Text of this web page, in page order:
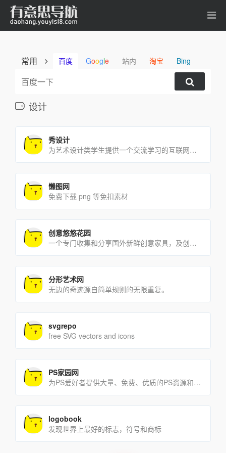
常用 百度 Google 站内 淘宝 Bing
设计
秀设计
为艺术设计类学生提供一个交流学习的互联网平台
懒图网
免费下载 png 等免扣素材
创意悠悠花园
一个专门收集和分享国外新鲜创意家具，及创意设计资源和摄影照片的网站。
分形艺术网
无边的奇迹源自简单规则的无限重复。
svgrepo
free SVG vectors and icons
PS家园网
为PS爱好者提供大量、免费、优质的PS资源和教程!
logobook
发现世界上最好的标志，符号和商标